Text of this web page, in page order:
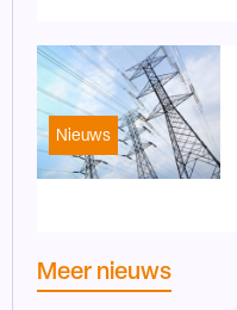
Nieuws
Meer nieuws